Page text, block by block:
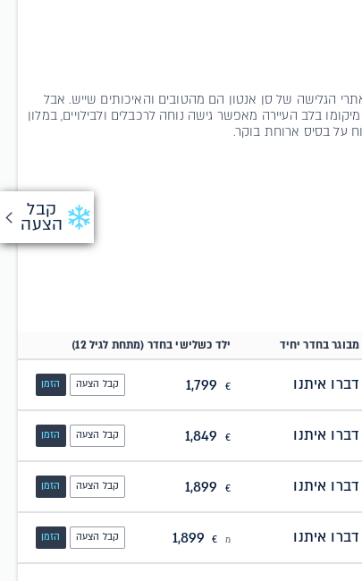
קבל
הצעה
הגלישה של סן אנטון הם מהטובים והאיכותים שייש. אבל
בלב העיירה מאפשר גישה נוחה לרכבלים ולבילויים, במלון
מבוגר בחדר יחיד ילד כשלישי בחדר (מתחת לגיל 12)
דברו איתנו € קבל הצעה הזמן
דברו איתנו € קבל הצעה הזמן
דברו איתנו € קבל הצעה הזמן
דברו איתנו מ € קבל הצעה הזמן